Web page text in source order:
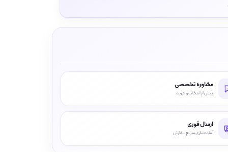
مشاوره تخصصی
پیش از انتخاب و خرید
ارسال فوری
آماده‌سازی سریع سفارش